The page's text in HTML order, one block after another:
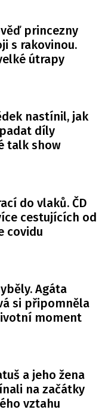
princezny
s rakovinou.
útrapy
nastínil, jak
díly
talk show
do vlaků. ČD
cestujících od
covidu
Agáta
si připomněla
moment
a jeho žena
na začátky
vztahu